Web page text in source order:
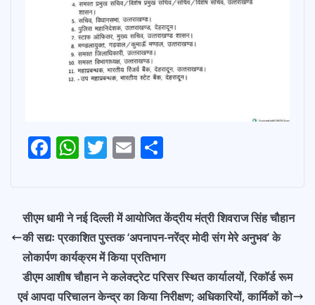
Post
F
ac
b
o
o
k
W
h
s
A
p
p
T
w
er
E
m
l e
सीएम धामी ने नई दिल्ली में आयोजित केंद्रीय मंत्री शिवराज सिंह चौहान
की सद्यः प्रकाशित पुस्तक ‘अपनापन-नरेंद्र मोदी संग मेरे अनुभव’ के
लोकार्पण कार्यक्रम में किया प्रतिभाग
डीएम आशीष चौहान ने कलेक्ट्रेट परिसर स्थित कार्यालयों, रिकॉर्ड रूम
एवं आपदा परिचालन केन्द्र का किया निरीक्षण; अधिकारियों, कार्मिकों को